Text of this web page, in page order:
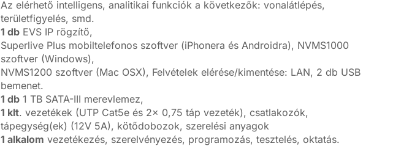
Az elérhető intelligens, analitikai funkciók a következők: vonalátlépés,
területfigyelés, smd.
1 db EVS IP rögzítő,
Superlive Plus mobiltelefonos szoftver (iPhonera és Androidra), NVMS1000
szoftver (Windows),
NVMS1200 szoftver (Mac OSX), Felvételek elérése/kimentése: LAN, 2 db USB
bemenet.
1 db 1 TB SATA-III merevlemez,
1 klt. vezetékek (UTP Cat5e és 2x 0,75 táp vezeték), csatlakozók,
tápegység(ek) (12V 5A), kötődobozok, szerelési anyagok
1 alkalom vezetékezés, szerelvényezés, programozás, tesztelés, oktatás.